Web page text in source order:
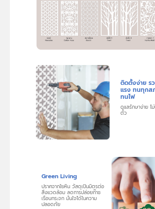
ติดตั้งง่าย ร
แรง ทนทุกส
ทนไฟ
ดูแลรักษาง่าย ไ
ตัว
Green Living
ปราศจากใยหิน วัสดุเป็นมิตรต่อ
สิ่งแวดล้อม ลดการปล่อยก๊าซ
เรือนกระจก มั่นใจได้ในความ
ปลอดภัย